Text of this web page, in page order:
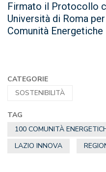
Firmato il Protocollo
Università di Roma
Comunità
CATEGORIE
SOSTENIBILITÀ
TAG
100 COMUNITÀ
LAZIO INNOVA